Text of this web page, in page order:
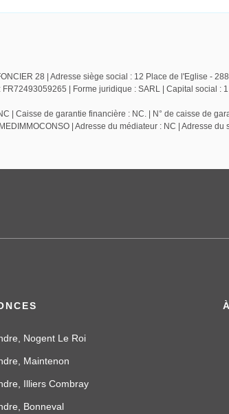
28 | Adresse siège social : 12 Place de l'Eglise -
| Forme juridique : SARL | Capital social :
| Caisse de garantie financière : NC. | N° de caisse de
| Adresse du médiateur : NC | Adresse du
Nogent Le Roi
Maintenon
Illiers Combray
Bonneval